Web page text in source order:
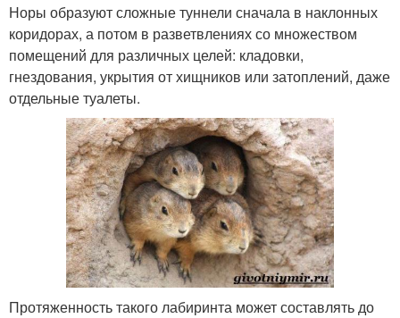
Норы образуют сложные туннели сначала в наклонных
коридорах, а потом в разветвлениях со множеством
помещений для различных целей: кладовки,
гнездования, укрытия от хищников или затоплений, даже
отдельные туалеты.
Протяженность такого лабиринта может составлять до